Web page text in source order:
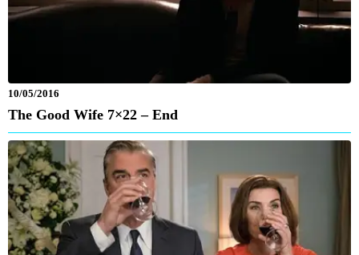
10/05/2016
The Good Wife 7×22 – End